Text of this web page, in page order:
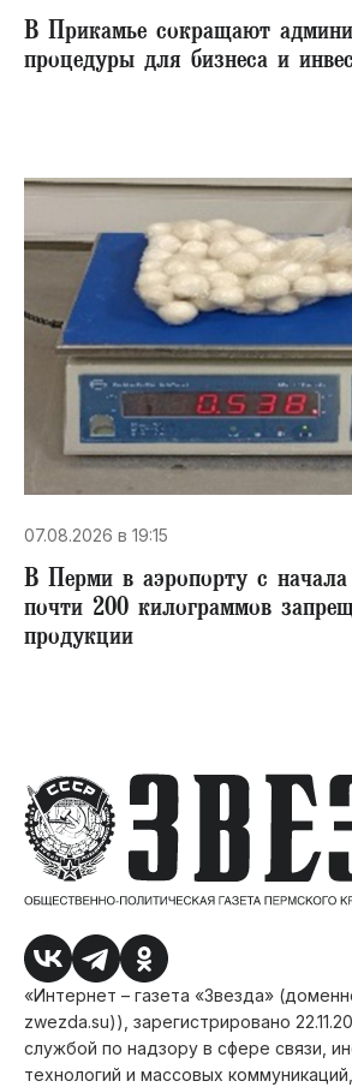
В Прикамье сокращают
процедуры для бизнеса и
07.08.2026 в 19:15
В Перми в аэропорту с
почти 200 килограммов
продукции
«Интернет – газета «Звезда»
zwezda.su)), зарегистрировано
службой по надзору в сфере связи,
технологий и массовых